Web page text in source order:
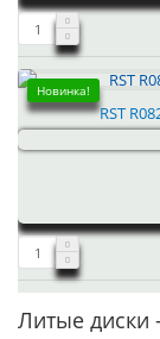
Новинка!
RST
Литые диски